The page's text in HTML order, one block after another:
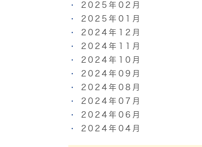
2025年02月
2025年01月
2024年12月
2024年11月
2024年10月
2024年09月
2024年08月
2024年07月
2024年06月
2024年04月